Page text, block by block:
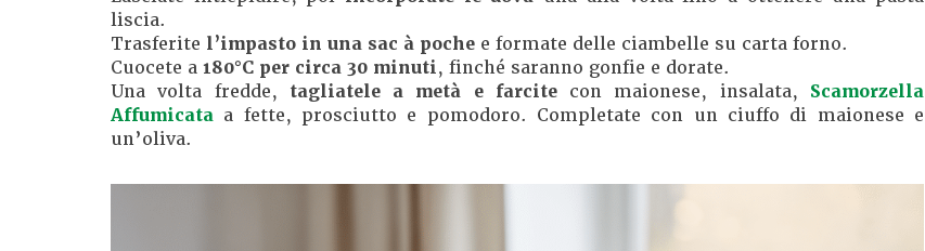
liscia.
Trasferite l’impasto in una sac à poche e formate delle ciambelle su carta forno.
Cuocete a 180°C per circa 30 minuti, finché saranno gonfie e dorate.
Una volta fredde, tagliatele a metà e farcitecon maionese, insalata, Scamorzella
Affumicata a fette, prosciutto e pomodoro. Completate con un ciuffo di maionese e
un’oliva.